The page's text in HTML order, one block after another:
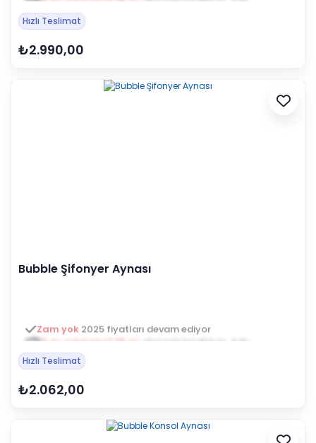
Hızlı Teslimat
₺2.990,00
Bubble Şifonyer Aynası
3 ay ertelemeli 18 ayalışveriş kredisiyle öde
Hızlı Teslimat
₺2.062,00